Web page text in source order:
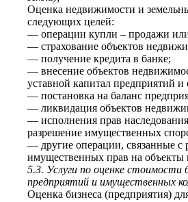
Оценка недвижимости и
следующих целей:
— операции купли – продажи или
— страхование объектов
— получение кредита в банке;
— внесение объектов
уставной капитал предприятий и
— постановка на баланс
— ликвидация объектов
— исполнения прав
разрешение имущественных
— другие операции, связанные с
имущественных прав на объекты
5.3. Услуги по оценке стоимости
предприятий и имущественных
Оценка бизнеса (предприятия)